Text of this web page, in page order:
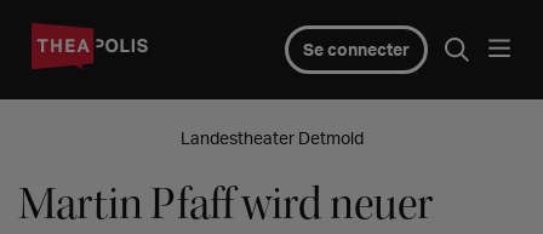
Se connecter
Landestheater Detmold
Martin Pfaff wird neuer